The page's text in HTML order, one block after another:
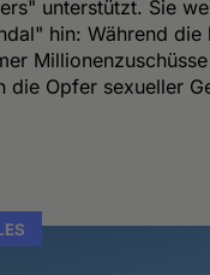
unterstützt. Sie
hin: Während die
die Opfer sexueller